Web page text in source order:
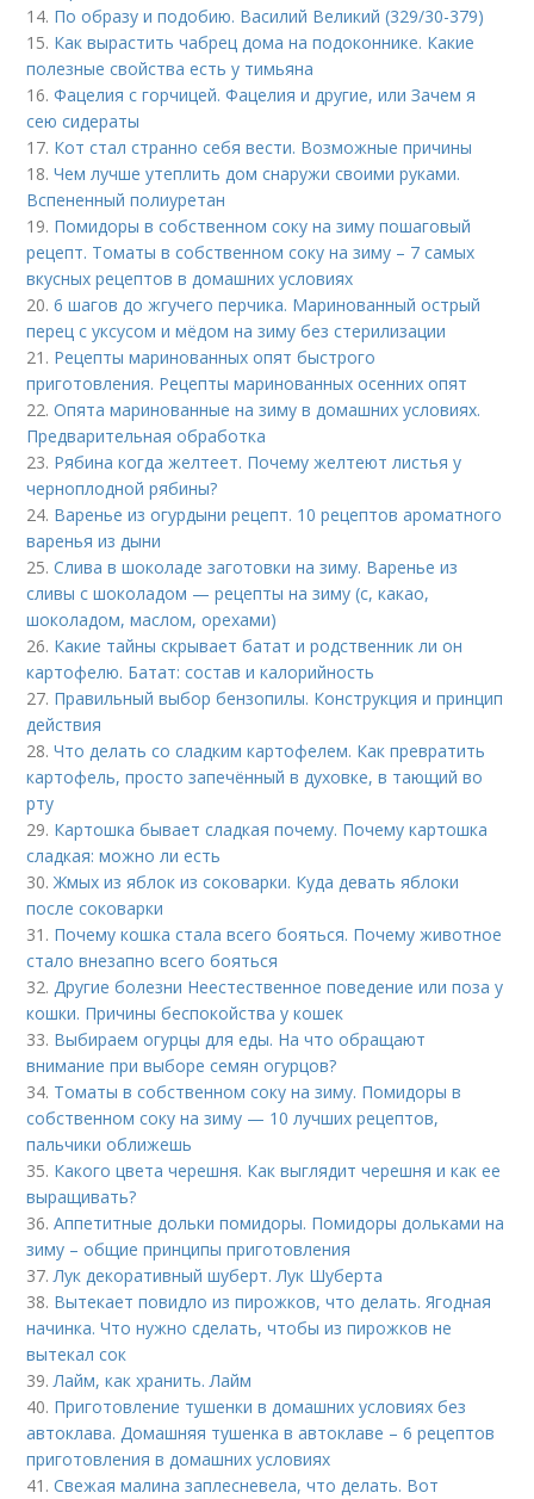
14. По образу и подобию. Василий Великий (329/30-379)
15. Как вырастить чабрец дома на подоконнике. Какие
полезные свойства есть у тимьяна
16.Фацелия с горчицей. Фацелия и другие, или Зачем я
сею сидераты
17. Кот стал странно себя вести. Возможные причины
18.Чем лучше утеплить дом снаружи своими руками.
Вспененный полиуретан
19. Помидоры в собственном соку на зиму пошаговый
рецепт. Томаты в собственном соку на зиму – 7 самых
вкусных рецептов в домашних условиях
20.6 шагов до жгучего перчика. Маринованный острый
перец с уксусом и мёдом на зиму без стерилизации
21. Рецепты маринованных опят быстрого
приготовления. Рецепты маринованных осенних опят
22.Опята маринованные на зиму в домашних условиях.
Предварительная обработка
23. Рябина когда желтеет. Почему желтеют листья у
черноплодной рябины?
24. Варенье из огурдыни рецепт. 10 рецептов ароматного
варенья из дыни
25.Слива в шоколаде заготовки на зиму. Варенье из
сливы с шоколадом — рецепты на зиму (с, какао,
шоколадом, маслом, орехами)
26. Какие тайны скрывает батат и родственник ли он
картофелю. Батат: состав и калорийность
27. Правильный выбор бензопилы. Конструкция и принцип
действия
28.Что делать со сладким картофелем. Как превратить
картофель, просто запечённый в духовке, в тающий во
рту
29. Картошка бывает сладкая почему. Почему картошка
сладкая: можно ли есть
30.Жмых из яблок из соковарки. Куда девать яблоки
после соковарки
31. Почему кошка стала всего бояться. Почему животное
стало внезапно всего бояться
32.Другие болезни Неестественное поведение или поза у
кошки. Причины беспокойства у кошек
33. Выбираем огурцы для еды. На что обращают
внимание при выборе семян огурцов?
34. Томаты в собственном соку на зиму. Помидоры в
собственном соку на зиму — 10 лучших рецептов,
пальчики оближешь
35. Какого цвета черешня. Как выглядит черешня и как ее
выращивать?
36.Аппетитные дольки помидоры. Помидоры дольками на
зиму – общие принципы приготовления
37.Лук декоративный шуберт. Лук Шуберта
38. Вытекает повидло из пирожков, что делать. Ягодная
начинка. Что нужно сделать, чтобы из пирожков не
вытекал сок
39.Лайм, как хранить. Лайм
40. Приготовление тушенки в домашних условиях без
автоклава. Домашняя тушенка в автоклаве – 6 рецептов
приготовления в домашних условиях
41.Свежая малина заплесневела, что делать. Вот